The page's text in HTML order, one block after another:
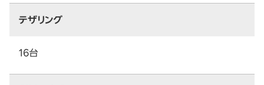
テザリング
16台